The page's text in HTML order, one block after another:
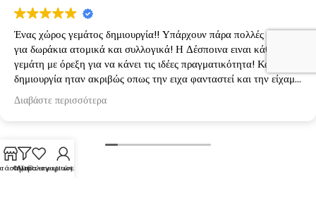
Ένας χώρος γεμάτος δημιουργία!! Υπάρχουν πάρα πολλές ιδέες
για δωράκια ατομικά και συλλογικά! Η Δέσποινα ειναι κάθε φορά
γεμάτη με όρεξη για να κάνει τις ιδέες πραγματικότητα! Κάθε
δημιουργία ηταν ακριβώς οπως την ειχα φανταστεί και την είχαμε
κανονίσει!
Διαβάστε περισσότερα
Φίλτρα
Λίστα επιθυμιών
Ο λογαριασμός μου